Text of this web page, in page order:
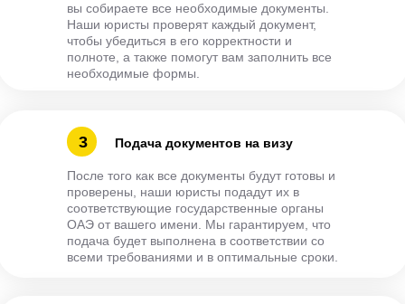
вы собираете все необходимые документы.
Наши юристы проверят каждый документ,
чтобы убедиться в его корректности и
полноте, а также помогут вам заполнить все
необходимые формы.
Подача документов на визу
После того как все документы будут готовы и
проверены, наши юристы подадут их в
соответствующие государственные органы
ОАЭ от вашего имени. Мы гарантируем, что
подача будет выполнена в соответствии со
всеми требованиями и в оптимальные сроки.
3